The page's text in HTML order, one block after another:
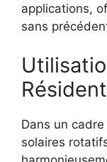
applications,
sans
Dans un
solaires